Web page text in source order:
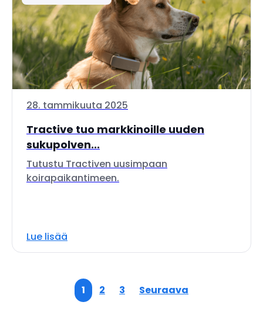
28. tammikuuta 2025
Tractive tuo markkinoille uuden
sukupolven...
Tutustu Tractiven uusimpaan
koirapaikantimeen.
Lue lisää
1 2 3 Seuraava